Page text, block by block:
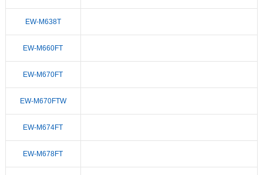
EW-M638T
EW-M660FT
EW-M670FT
EW-M670FTW
EW-M674FT
EW-M678FT